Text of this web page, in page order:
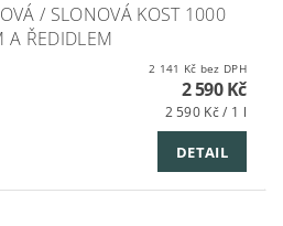
/ SLONOVÁ KOST 1000
A ŘEDIDLEM
2 141 Kč bez DPH
2 590 Kč
2 590 Kč / 1 l
DETAIL